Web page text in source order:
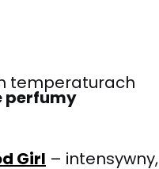
temperaturach
perfumy
Girl – intensywny,